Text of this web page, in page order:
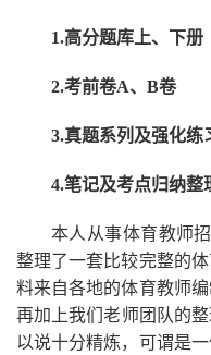
1.高分题库上、下册
2.考前卷A、B卷
3.真题系列及强化练
4.笔记及考点归纳整
本人从事体育教师
整理了一套比较完整的
料来自各地的体育教师
再加上我们老师 团队的
以说十分精炼，可谓是